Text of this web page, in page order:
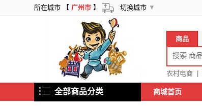
所在城市 【 广州市 】 切换城市 ▼
商品
农村电商
全部商品分类 商城首页